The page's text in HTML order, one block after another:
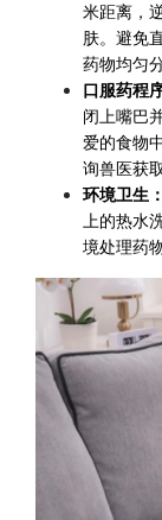
米距离，
肤。避免
药物均匀
口服药程
闭上嘴巴
爱的食物
询兽医获
环境卫生：
上的热水
境处理药